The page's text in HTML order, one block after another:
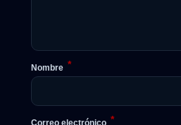
Nombre *
Correo electrónico *